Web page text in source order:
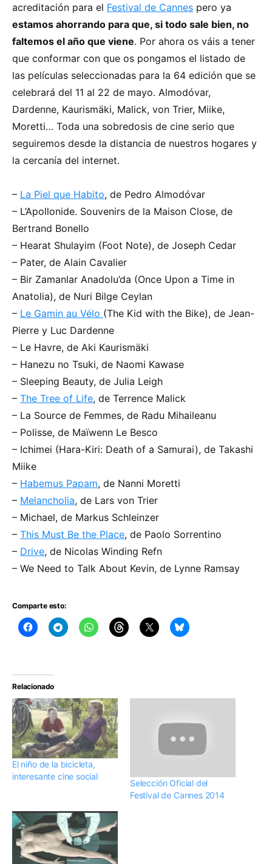
acreditación para el Festival de Cannes pero ya
estamos ahorrando para que, si todo sale bien, no
faltemos el año que viene. Por ahora os váis a tener
que conformar con que os pongamos el listado de
las películas seleccionadas para la 64 edición que se
celebrará del 11 al 22 de mayo. Almodóvar,
Dardenne, Kaurismäki, Malick, von Trier, Miike,
Moretti… Toda una sobredosis de cine serio que
seguiremos desde la distancia de nuestros hogares y
la cercanía del internet.
– La Piel que Habito, de Pedro Almodóvar
– L’Apollonide. Souvenirs de la Maison Close, de
Bertrand Bonello
– Hearat Shulayim (Foot Note), de Joseph Cedar
– Pater, de Alain Cavalier
– Bir Zamanlar Anadolu’da (Once Upon a Time in
Anatolia), de Nuri Bilge Ceylan
– Le Gamin au Vélo (The Kid with the Bike), de Jean-
Pierre y Luc Dardenne
– Le Havre, de Aki Kaurismäki
– Hanezu no Tsuki, de Naomi Kawase
– Sleeping Beauty, de Julia Leigh
– The Tree of Life, de Terrence Malick
– La Source de Femmes, de Radu Mihaileanu
– Polisse, de Maïwenn Le Besco
– Ichimei (Hara-Kiri: Death of a Samurai), de Takashi
Miike
– Habemus Papam, de Nanni Moretti
– Melancholia, de Lars von Trier
– Michael, de Markus Schleinzer
– This Must Be the Place, de Paolo Sorrentino
– Drive, de Nicolas Winding Refn
– We Need to Talk About Kevin, de Lynne Ramsay
Comparte esto:
Relacionado
El niño de la bicicleta,
interesante cine social
Selección Oficial del
Festival de Cannes 2014